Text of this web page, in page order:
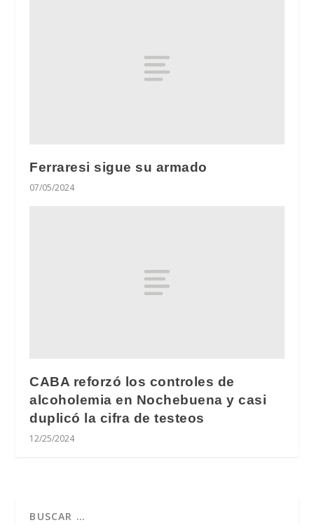
Ferraresi sigue su armado
07/05/2024
CABA reforzó los controles de
alcoholemia en Nochebuena y casi
duplicó la cifra de testeos
12/25/2024